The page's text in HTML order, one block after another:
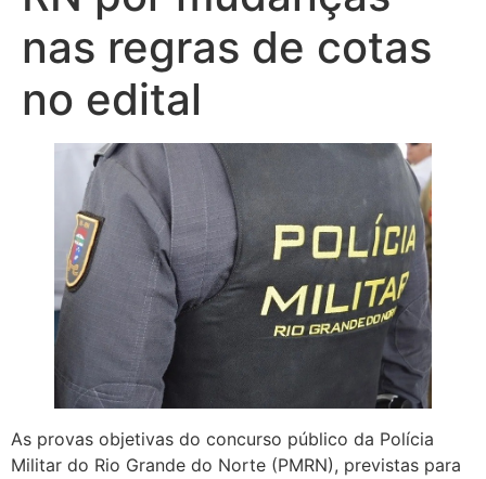
nas regras de cotas
no edital
As provas objetivas do concurso público da Polícia
Militar do Rio Grande do Norte (PMRN), previstas para